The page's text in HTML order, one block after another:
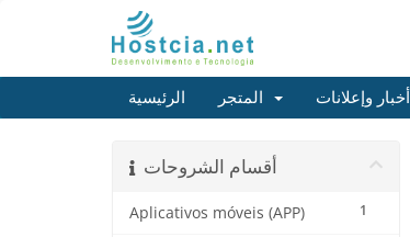
الرئيسية أخبار وإعلانات
أقسام الشروحات
1
Aplicativos móveis (APP)